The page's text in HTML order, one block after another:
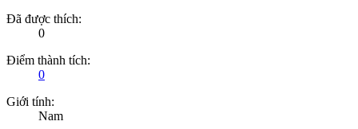
Đã được thích:
0
Điểm thành tích:
0
Giới tính:
Nam